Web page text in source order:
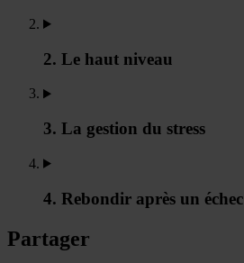
2. Le haut niveau
3. La gestion du stress
4. Rebondir après un échec
Partager